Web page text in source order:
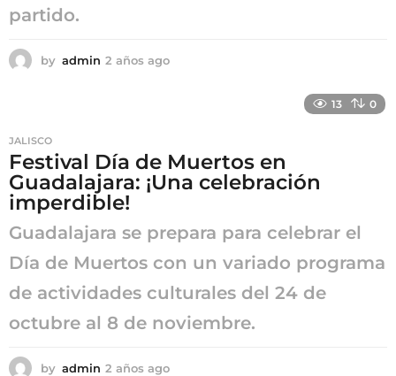
partido.
by admin 2 años ago
g
o
13 0
JALISCO
Festival Día de Muertos en
Guadalajara: ¡Una celebración
imperdible!
Guadalajara se prepara para celebrar el
Día de Muertos con un variado programa
de actividades culturales del 24 de
octubre al 8 de noviembre.
by admin 2 años ago